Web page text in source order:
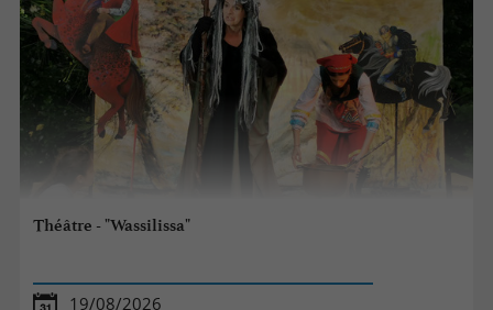
Théâtre - "Wassilissa"
19/08/2026